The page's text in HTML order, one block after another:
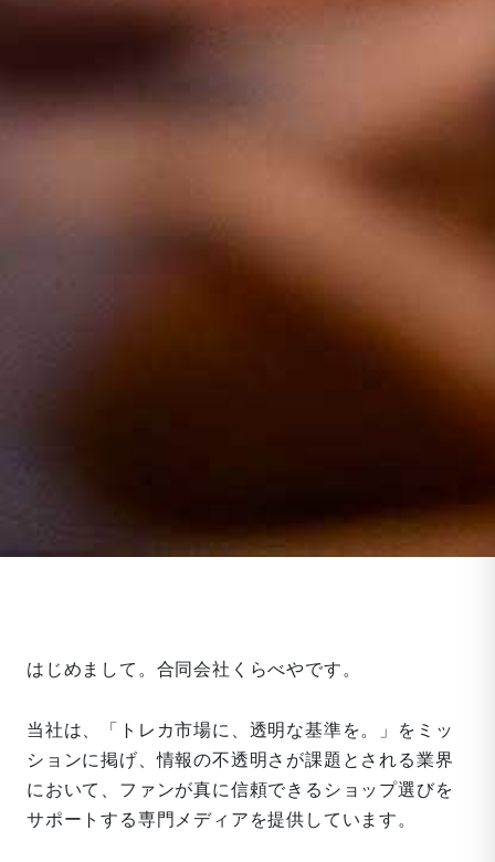
はじめまして。合同会社くらべやです。
当社は、「トレカ市場に、透明な基準を。」をミッ
ションに掲げ、情報の不透明さが課題とされる業界
において、ファンが真に信頼できるショップ選びを
サポートする専門メディアを提供しています。